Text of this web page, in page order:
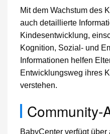
Mit dem Wachstum des
auch detaillierte
Kindesentwicklung,
Kognition, Sozial- und
Informationen helfen
Entwicklungsweg ihres
verstehen.
Community-
BabyCenter verfügt